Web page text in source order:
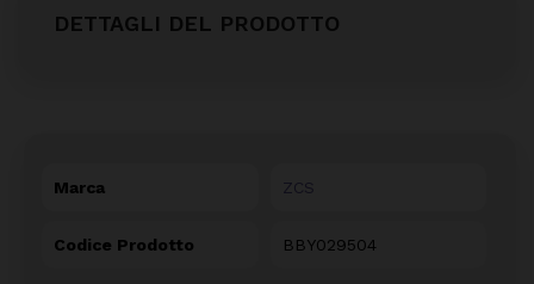
DETTAGLI DEL PRODOTTO
Marca ZCS
Codice Prodotto BBY029504